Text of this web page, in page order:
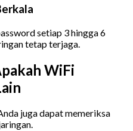
setiap 3 hingga 6
tetap terjaga.
WiFi
juga dapat memeriksa